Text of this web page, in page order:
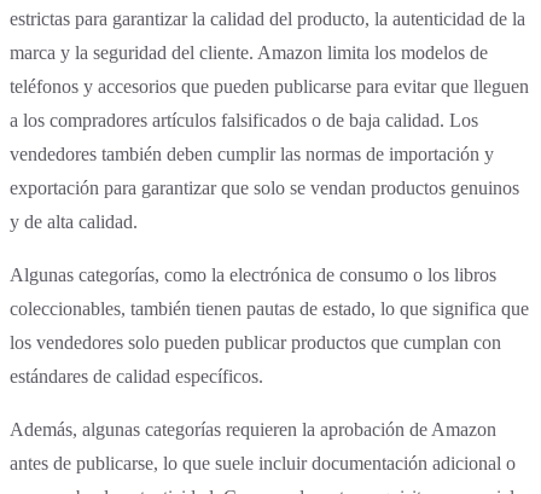
estrictas para garantizar la calidad del producto, la autenticidad de la
marca y la seguridad del cliente. Amazon limita los modelos de
teléfonos y accesorios que pueden publicarse para evitar que lleguen
a los compradores artículos falsificados o de baja calidad. Los
vendedores también deben cumplir las normas de importación y
exportación para garantizar que solo se vendan productos genuinos
y de alta calidad.
Algunas categorías, como la electrónica de consumo o los libros
coleccionables, también tienen pautas de estado, lo que significa que
los vendedores solo pueden publicar productos que cumplan con
estándares de calidad específicos.
Además, algunas categorías requieren la aprobación de Amazon
antes de publicarse, lo que suele incluir documentación adicional o